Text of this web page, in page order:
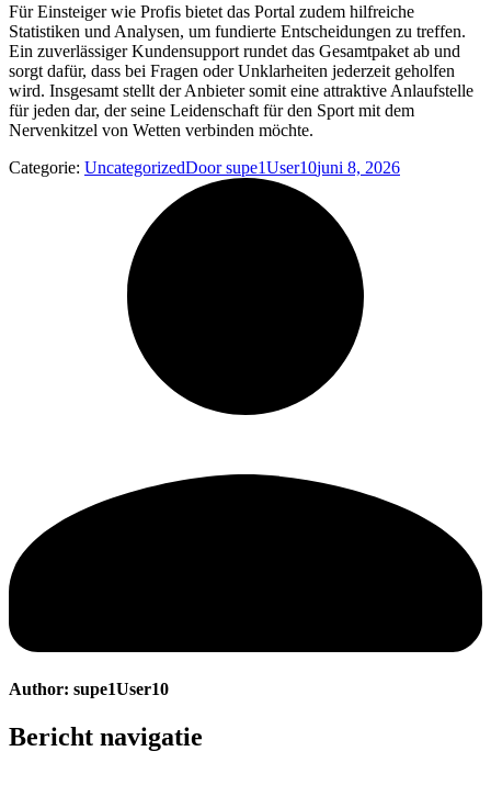
Für Einsteiger wie Profis bietet das Portal zudem hilfreiche
Statistiken und Analysen, um fundierte Entscheidungen zu treffen.
Ein zuverlässiger Kundensupport rundet das Gesamtpaket ab und
sorgt dafür, dass bei Fragen oder Unklarheiten jederzeit geholfen
wird. Insgesamt stellt der Anbieter somit eine attraktive Anlaufstelle
für jeden dar, der seine Leidenschaft für den Sport mit dem
Nervenkitzel von Wetten verbinden möchte.
Categorie: UncategorizedDoorsupe1User10juni 8, 2026
Author: supe1User10
Bericht navigatie